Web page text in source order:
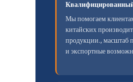
Мы помогаем
китайских
продукции., масштаб
и экспортные